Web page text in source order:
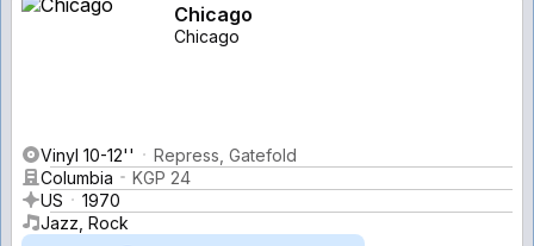
Chicago
Chicago
Vinyl 10-12''
Repress, Gatefold
Columbia
KGP 24
US
1970
Jazz, Rock